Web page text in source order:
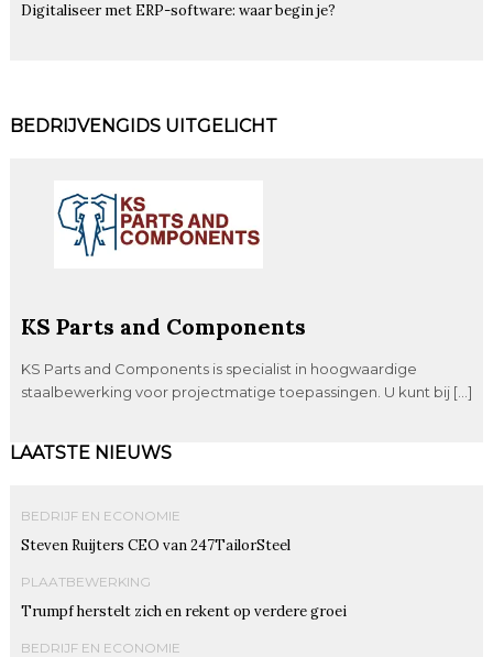
Digitaliseer met ERP-software: waar begin je?
BEDRIJVENGIDS UITGELICHT
KS Parts and Components
KS Parts and Components is specialist in hoogwaardige
staalbewerking voor projectmatige toepassingen. U kunt bij […]
LAATSTE NIEUWS
BEDRIJF EN ECONOMIE
Steven Ruijters CEO van 247TailorSteel
PLAATBEWERKING
Trumpf herstelt zich en rekent op verdere groei
BEDRIJF EN ECONOMIE